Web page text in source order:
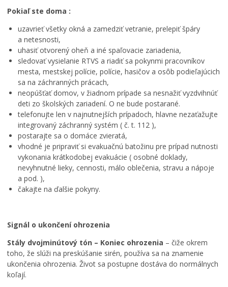
Pokiaľ ste doma :
uzavrieť všetky okná a zamedziť vetranie, prelepiť špáry
a netesnosti,
uhasiť otvorený oheň a iné spaľovacie zariadenia,
sledovať vysielanie RTVS a riadiť sa pokynmi pracovníkov
mesta, mestskej polície, polície, hasičov a osôb podieľajúcich
sa na záchranných prácach,
neopúšťať domov, v žiadnom prípade sa nesnažiť vyzdvihnúť
deti zo školských zariadení. O ne bude postarané.
telefonujte len v najnutnejších prípadoch, hlavne nezaťažujte
integrovaný záchranný systém ( č. t. 112 ),
postarajte sa o domáce zvieratá,
vhodné je pripraviť si evakuačnú batožinu pre prípad nutnosti
vykonania krátkodobej evakuácie ( osobné doklady,
nevyhnutné lieky, cennosti, málo oblečenia, stravu a nápoje
a pod. ),
čakajte na ďalšie pokyny.
Signál o ukončení ohrozenia
Stály dvojminútový tón – Koniec ohrozenia – čiže okrem
toho, že slúži na preskúšanie sirén, používa sa na znamenie
ukončenia ohrozenia. Život sa postupne dostáva do normálnych
koľají.
é
h
o
z
a
s
t
u
p
e
s
t
v
a
1
3
2
0
2
6
0
r
o
m
N
e
w
o
k
n
g
F
e
s
t
v
2
0
2
6
0
a
d
b
a
b
u
d
e
e
a
z
o
v
a
n
á
e
s
e
ň
0